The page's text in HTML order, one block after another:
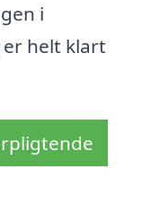
i
helt klart